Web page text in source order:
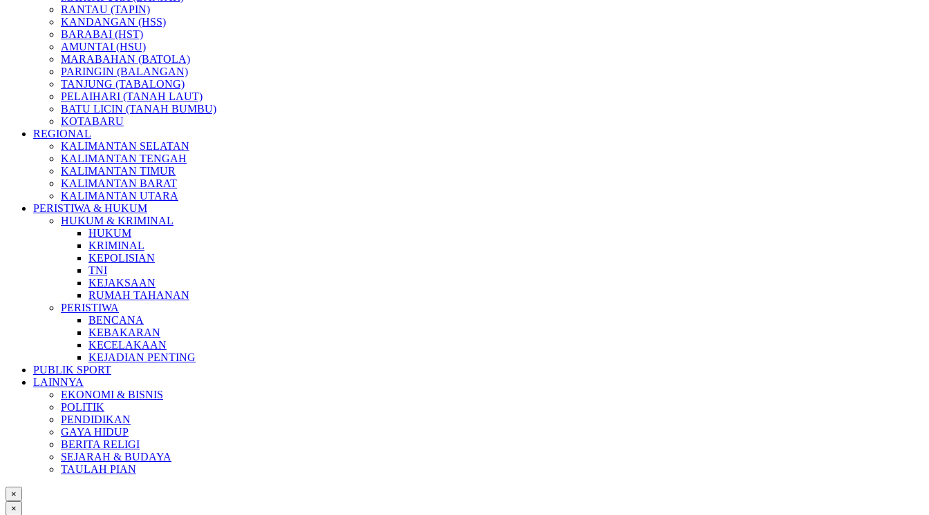
RANTAU (TAPIN)
KANDANGAN (HSS)
BARABAI (HST)
AMUNTAI (HSU)
MARABAHAN (BATOLA)
PARINGIN (BALANGAN)
TANJUNG (TABALONG)
PELAIHARI (TANAH LAUT)
BATU LICIN (TANAH BUMBU)
KOTABARU
REGIONAL
KALIMANTAN SELATAN
KALIMANTAN TENGAH
KALIMANTAN TIMUR
KALIMANTAN BARAT
KALIMANTAN UTARA
PERISTIWA & HUKUM
HUKUM & KRIMINAL
HUKUM
KRIMINAL
KEPOLISIAN
TNI
KEJAKSAAN
RUMAH TAHANAN
PERISTIWA
BENCANA
KEBAKARAN
KECELAKAAN
KEJADIAN PENTING
PUBLIK SPORT
LAINNYA
EKONOMI & BISNIS
POLITIK
PENDIDIKAN
GAYA HIDUP
BERITA RELIGI
SEJARAH & BUDAYA
TAULAH PIAN
×
×